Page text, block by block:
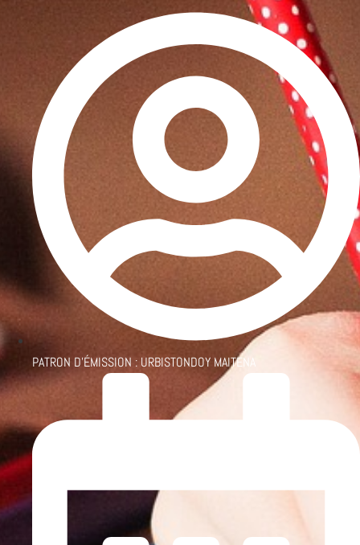
PATRON D'ÉMISSION : URBISTONDOY MAITENA